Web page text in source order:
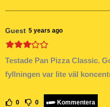
Guest 5 years ago
Testade Pan Pizza Classic.
fyllningen var lite väl
0 0 Kommentera